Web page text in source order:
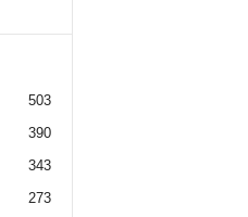
503
390
343
273